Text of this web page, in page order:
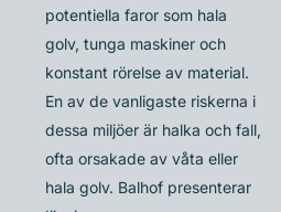
potentiella faror som hala
golv, tunga maskiner och
konstant rörelse av material.
En av de vanligaste riskerna i
dessa miljöer är halka och fall,
ofta orsakade av våta eller
hala golv. Balhof presenterar